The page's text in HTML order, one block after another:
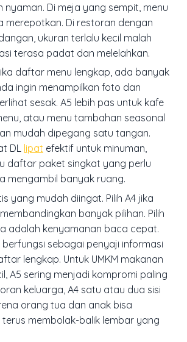
Di meja yang sempit, menu
merepotkan. Di restoran dengan
ukuran terlalu kecil malah
terasa padat dan melelahkan.
daftar menu lengkap, ada banyak
ingin menampilkan foto dan
sesak. A5 lebih pas untuk kafe
atau menu tambahan seasonal
mudah dipegang satu tangan.
DL lipat efektif untuk minuman,
daftar paket singkat yang perlu
mengambil banyak ruang.
yang mudah diingat. Pilih A4 jika
banyak pilihan. Pilih
adalah kenyamanan baca cepat.
berfungsi sebagai penyaji informasi
lengkap. Untuk UMKM makanan
A5 sering menjadi kompromi paling
keluarga, A4 satu atau dua sisi
orang tua dan anak bisa
membolak-balik lembar yang